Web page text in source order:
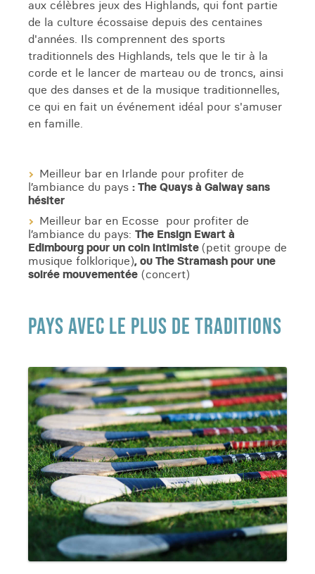
aux célèbres jeux des Highlands, qui font partie
de la culture écossaise depuis des centaines
d'années. Ils comprennent des sports
traditionnels des Highlands, tels que le tir à la
corde et le lancer de marteau ou de troncs, ainsi
que des danses et de la musique traditionnelles,
ce qui en fait un événement idéal pour s'amuser
en famille.
Meilleur bar en Irlande pour profiter de
l’ambiance du pays : The Quays à Galway sans
hésiter
Meilleur bar en Ecosse pour profiter de
l’ambiance du pays: The Ensign Ewart à
Edimbourg pour un coin intimiste (petit groupe de
musique folklorique), ou The Stramash pour une
soirée mouvementée (concert)
PAYS AVEC LE PLUS DE TRADITIONS